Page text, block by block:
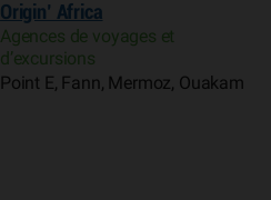
Origin’ Africa
Agences de voyages et
d’excursions
Point E, Fann, Mermoz, Ouakam